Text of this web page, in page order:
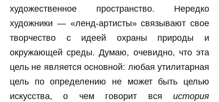
художественное пространство. Нередко
художники — «ленд-артисты» связывают свое
творчество с идеей охраны природы и
окружающей среды. Думаю, очевидно, что эта
цель не является основной: любая утилитарная
цель по определению не может быть целью
искусства, о чем говорит вся история